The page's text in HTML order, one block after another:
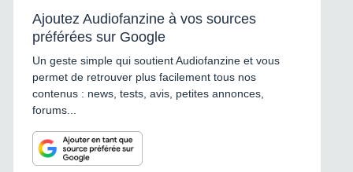
Ajoutez Audiofanzine à vos sources
préférées sur Google
Un geste simple qui soutient Audiofanzine et vous
permet de retrouver plus facilement tous nos
contenus : news, tests, avis, petites annonces,
forums...